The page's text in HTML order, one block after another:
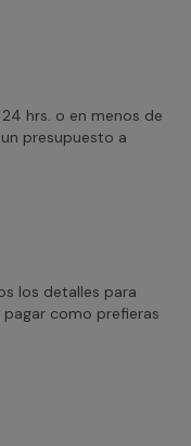
hrs. o en menos de
presupuesto a
los detalles para
como prefieras